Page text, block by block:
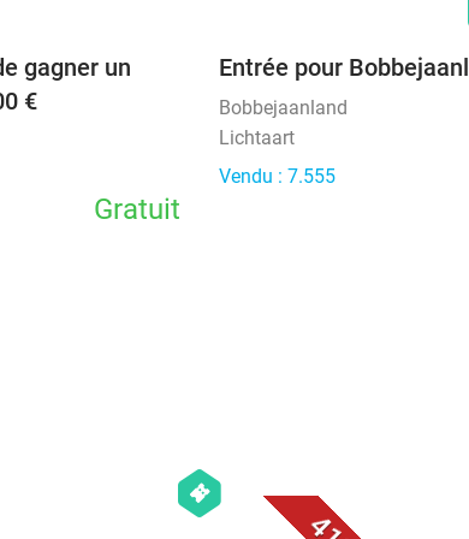
gagner un
€
Gratuit
Entrée pour
Bobbejaanland
Lichtaart
Vendu : 7.555
hexagon
events